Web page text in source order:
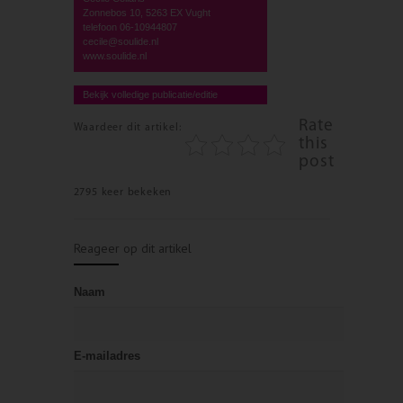
Zonnebos 10, 5263 EX Vught
telefoon 06-10944807
cecile@soulide.nl
www.soulide.nl
Bekijk volledige publicatie/editie
Waardeer dit artikel:
Rate
this
post
2795 keer bekeken
Reageer op dit artikel
Naam
E-mailadres